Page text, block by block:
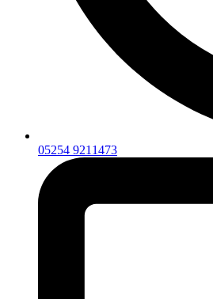
05254 9211473